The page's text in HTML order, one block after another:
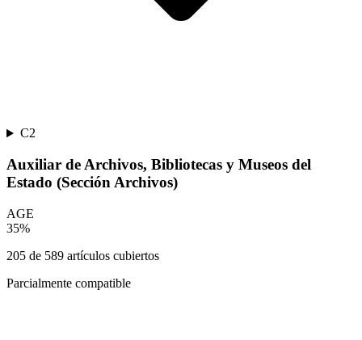
C2
Auxiliar de Archivos, Bibliotecas y Museos del
Estado (Sección Archivos)
AGE
35%
205 de 589 artículos cubiertos
Parcialmente compatible